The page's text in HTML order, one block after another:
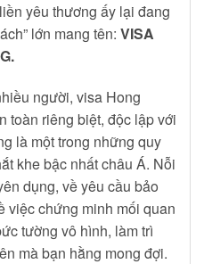
yêu thương ấy lại đang
lớn mang tên: VISA
người, visa Hong
toàn riêng biệt, độc lập với
là một trong những quy
khe bậc nhất châu Á. Nỗi
dụng, về yêu cầu bảo
việc chứng minh mối quan
tường vô hình, làm trì
mà bạn hằng mong đợi.